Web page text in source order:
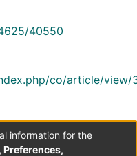
40550
co/article/view/
information for the